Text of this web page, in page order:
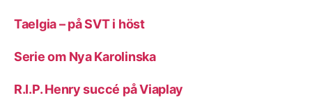
Taelgia – på SVT i höst
Serie om Nya Karolinska
R.I.P. Henry succé på Viaplay